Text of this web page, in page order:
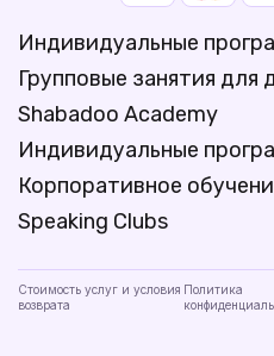
Индивидуальные
Групповые занятия для
Shabadoo Academy
Индивидуальные
Корпоративное
Speaking Clubs
Стоимость услуг и условия
возврата
Политика